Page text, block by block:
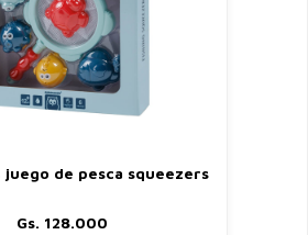
juego de pesca squeezers
Gs. 128.000